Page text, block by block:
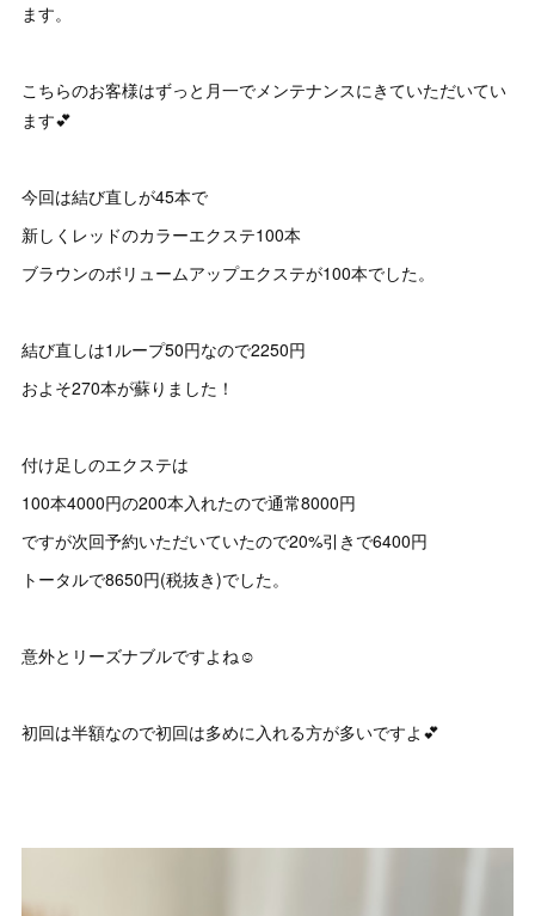
ます。
こちらのお客様はずっと月一でメンテナンスにきていただいてい
ます💕
今回は結び直しが45本で
新しくレッドのカラーエクステ100本
ブラウンのボリュームアップエクステが100本でした。
結び直しは1ループ50円なので2250円
およそ270本が蘇りました！
付け足しのエクステは
100本4000円の200本入れたので通常8000円
ですが次回予約いただいていたので20%引きで6400円
トータルで8650円(税抜き)でした。
意外とリーズナブルですよね☺️
初回は半額なので初回は多めに入れる方が多いですよ💕